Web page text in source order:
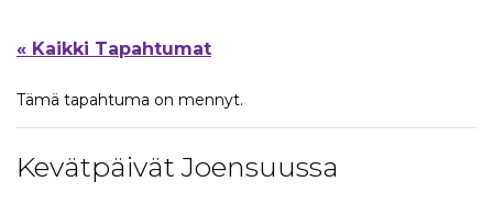
« Kaikki Tapahtumat
Tämä tapahtuma on mennyt.
Kevätpäivät Joensuussa